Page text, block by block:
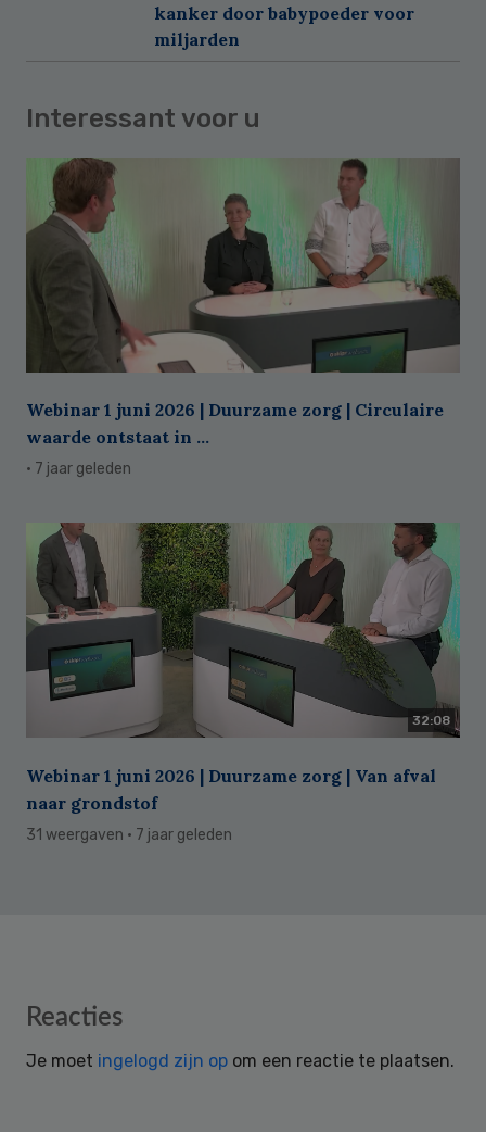
kanker door babypoeder voor
miljarden
Interessant voor u
Webinar 1 juni 2026 | Duurzame zorg | Circulaire
waarde ontstaat in ...
· 7 jaar geleden
32:08
Webinar 1 juni 2026 | Duurzame zorg | Van afval
naar grondstof
31 weergaven · 7 jaar geleden
Reader
Reacties
Je moet ingelogd zijn op om een reactie te plaatsen.